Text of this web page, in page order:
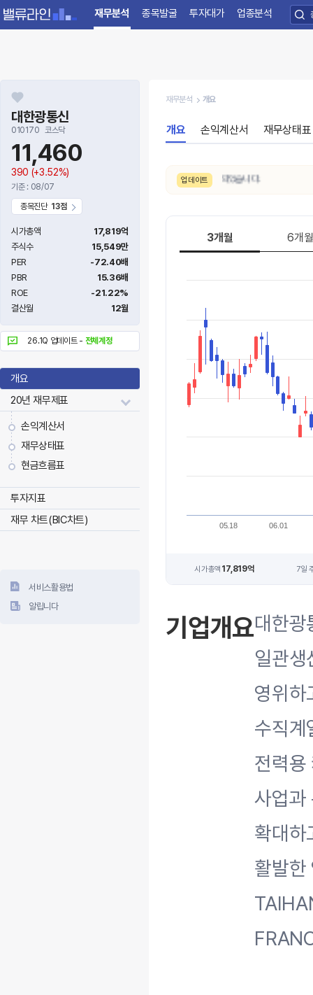
재무분석 종목발굴 투자대가 업종분석
대한광통신
010170 코스닥
11,460
390 (+3.52%)
기준 : 08/07
종목진단 13점
시가총액
17,819억
주식수
15,549만
PER
-72.40배
PBR
15.36배
ROE
-21.22%
결산월
12월
26.1Q 업데이트 - 전체계정
개요
20년 재무제표
손익계산서
재무상태표
현금흐름표
투자지표
재무 차트(BIC차트)
서비스활용법
알립니다
재무분석 개요
개요 손익계산서 재무상태표
업데이트
으로 변동되었습니다.
3개월 6개월
05.18 06.01
시가총액 17,819억 7일
기업개요대한
일관생
영위하
수직계
전력용
사업과
확대하
활발한